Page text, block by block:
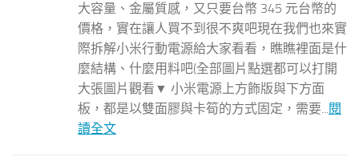
大容量、金屬質感，又只要台幣 345 元台幣的
價格，實在讓人買不到很不爽吧現在我們也來實
際拆解小米行動電源給大家看看，瞧瞧裡面是什
麼結構、什麼用料吧(全部圖片點選都可以打開
大張圖片觀看▼ 小米電源上方飾版與下方面
板，都是以雙面膠與卡筍的方式固定，需要...閱
讀全文